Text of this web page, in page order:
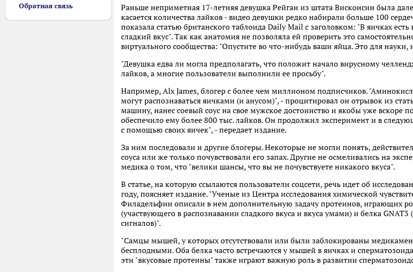
Обратная связь
Раньше неприметная 17-летняя девушка Рейган из штата Висконсин была
касается количества лайков - видео девушки редко набирали больше 100
показала статью британского таблоида Daily Mail с заголовком: "В яичках
сладкий вкус". Так как анатомия не позволяла ей проверить это
виртуального сообщества: "Опустите во что-нибудь ваши яйца. Это для науки,
"Девушка едва ли могла предполагать, что положит начало вирусному
лайков, а многие пользователи выполнили ее просьбу".
Например, Alx James, блогер с более чем миллионом подписчиков.
могут распознаваться яичками (и анусом)", - процитировал он отрывок из
машину, нанес соевый соус на свое мужское достоинство и якобы уже вскоре
обеспечило ему более 800 тыс. лайков. Он продолжил эксперимент и в
с помощью своих яичек", - передает издание.
За ним последовали и другие блогеры. Некоторые не могли понять,
соуса или же только почувствовали его запах. Другие не осмеливались на
медика о том, что "велики шансы, что вы не почувствуете никакого вкуса".
В статье, на которую ссылаются пользователи соцсети, речь идет об
году, поясняет издание. "Ученые из Центра исследования химической
Филадельфии описали в нем дополнительную задачу протеинов, играющих
(участвующего в распознавании сладкого вкуса и вкуса умами) и белка
сигналов)".
"Самцы мышей, у которых отсутствовали или были заблокированы
бесплодными. Оба белка часто встречаются у мышей в яичках и
эти "вкусовые протеины" также играют важную роль в развитии